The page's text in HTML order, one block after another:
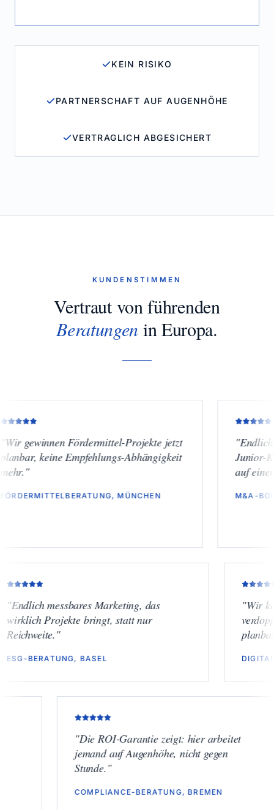
KEIN RISIKO
PARTNERSCHAFT AUF AUGENHÖHE
VERTRAGLICH ABGESICHERT
KUNDENSTIMMEN
Vertraut von führenden
Beratungen in Europa.
Fördermittel-Projekte jetzt
Empfehlungs-Abhängigkeit
MÜNCHEN
Endlich
Junior-Käufern.
auf einem neuen
M&A-BOUTIQUE,
"Endlich messbares Marketing, das
wirklich Projekte bringt, statt nur
Reichweite.
ESG-BERATUNG, BASEL
Die ROI-Garantie zeigt: hier arbeitet
jemand auf Augenhöhe, nicht gegen
Stunde."
COMPLIANCE-BERATUNG, BREMEN